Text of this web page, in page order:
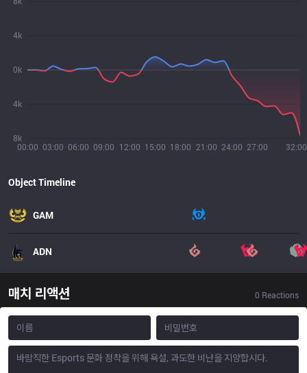
00:00 03:00 06:00 09:00 12:00 15:00 18:00 21:00 24:00 27:00 32:00
8k
4k
0k
4k
Object Timeline
GAM
ADN
매치 리액션 0 Reactions